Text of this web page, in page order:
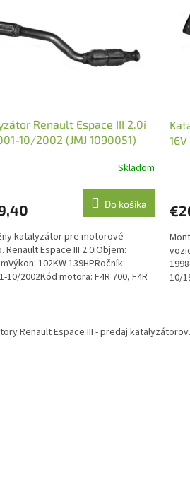
Renault Espace III 2.0i
10/2002 (JMJ 1090051)
Skladom
Do košíka
katalyzátor pre motorové
Renault Espace III 2.0iObjem:
102KW 139HPRočník:
10/2002Kód motora: F4R 700, F4R
10/
Renault Espace III - predaj